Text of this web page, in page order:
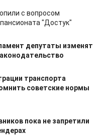
с вопросом
"Достук"
депутаты изменят
транспорта
советские нормы
пока не запретили